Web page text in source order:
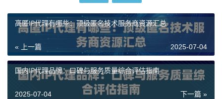
高匿IP代理有哪些：顶级匿名技术服务商资源汇总
« 上一篇 2025-07-04
国内IP代理品牌：口碑与服务质量综合评估指南
下一篇 »
2025-07-04